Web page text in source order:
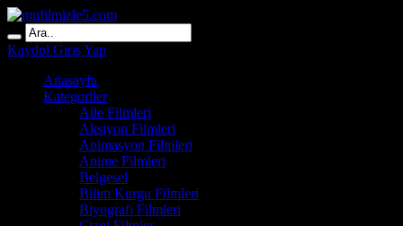
Kaydol Giriş Yap
Anasayfa
Kategoriler
Aile Filmleri
Aksiyon Filmleri
Animasyon Filmleri
Anime Filmleri
Belgesel
Bilim Kurgu Filmleri
Biyografi Filmleri